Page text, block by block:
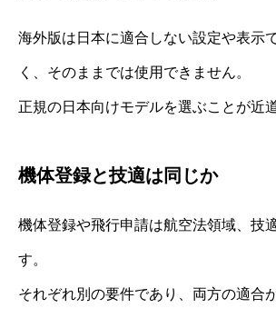
海外版は日本に適合しない設定や表示
く、そのままでは使用できません。
正規の日本向けモデルを選ぶことが近
機体登録と技適は同じか
機体登録や飛行申請は航空法領域、技
す。
それぞれ別の要件であり、両方の適合